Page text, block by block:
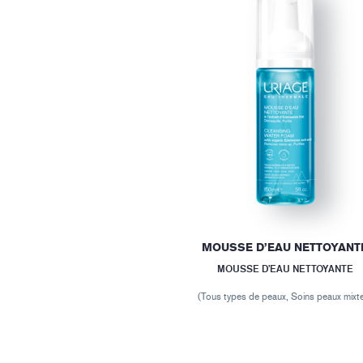
MOUSSE D’EAU
MOUSSE D’EAU NETTOYANTE
(Tous types de peaux, Soins peaux